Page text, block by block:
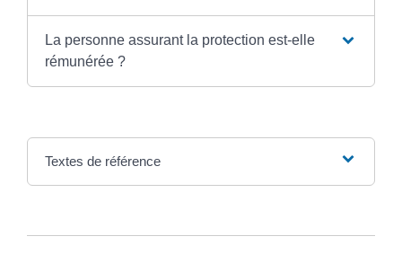
La personne assurant la protection est-elle
rémunérée ?
Textes de référence